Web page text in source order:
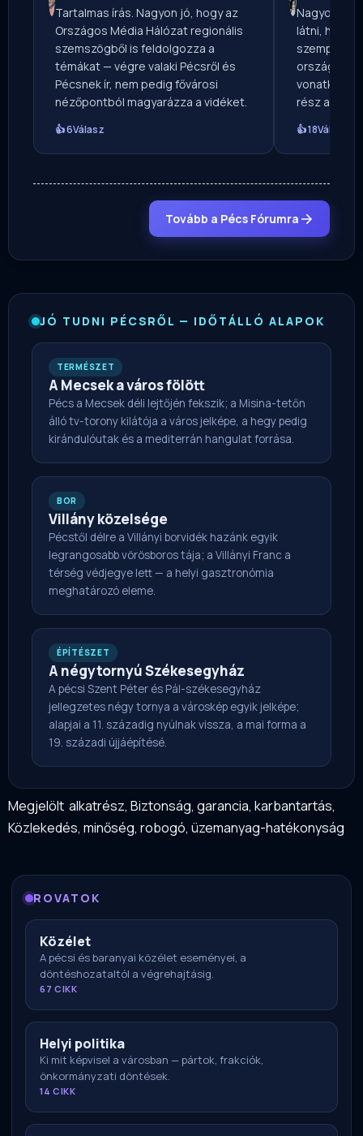
Tartalmas írás. Nagyon jó, hogy az
Országos Média Hálózat regionális
szemszögből is feldolgozza a
témákat — végre valaki Pécsről és
Pécsnek ír, nem pedig fővárosi
nézőpontból magyarázza a vidéket.
👍 6Válasz
Nagyon
látni, hogy
szempont
országos
rész a
👍 18Válasz
Tovább a Pécs Fórumra
JÓ TUDNI PÉCSRŐL — IDŐTÁLLÓ ALAPOK
TERMÉSZET
A Mecsek a város fölött
Pécs a Mecsek déli lejtőjén fekszik; a Misina-tetőn
álló tv-torony kilátója a város jelképe, a hegy pedig
kirándulóutak és a mediterrán hangulat forrása.
BOR
Villány közelsége
Pécstől délre a Villányi borvidék hazánk egyik
legrangosabb vörösboros tája; a Villányi Franc a
térség védjegye lett — a helyi gasztronómia
meghatározó eleme.
ÉPÍTÉSZET
A négytornyú Székesegyház
A pécsi Szent Péter és Pál-székesegyház
jellegzetes négy tornya a városkép egyik jelképe;
alapjai a 11. századig nyúlnak vissza, a mai forma a
19. századi újjáépítésé.
Megjelölt alkatrész,Biztonság,garancia,karbantartás,
Közlekedés, minőség, robogó, üzemanyag-hatékonyság
ROVATOK
Közélet
A pécsi és baranyai közélet eseményei, a
döntéshozataltól a végrehajtásig.
67 CIKK
Helyi politika
Ki mit képvisel a városban — pártok, frakciók,
önkormányzati döntések.
14 CIKK